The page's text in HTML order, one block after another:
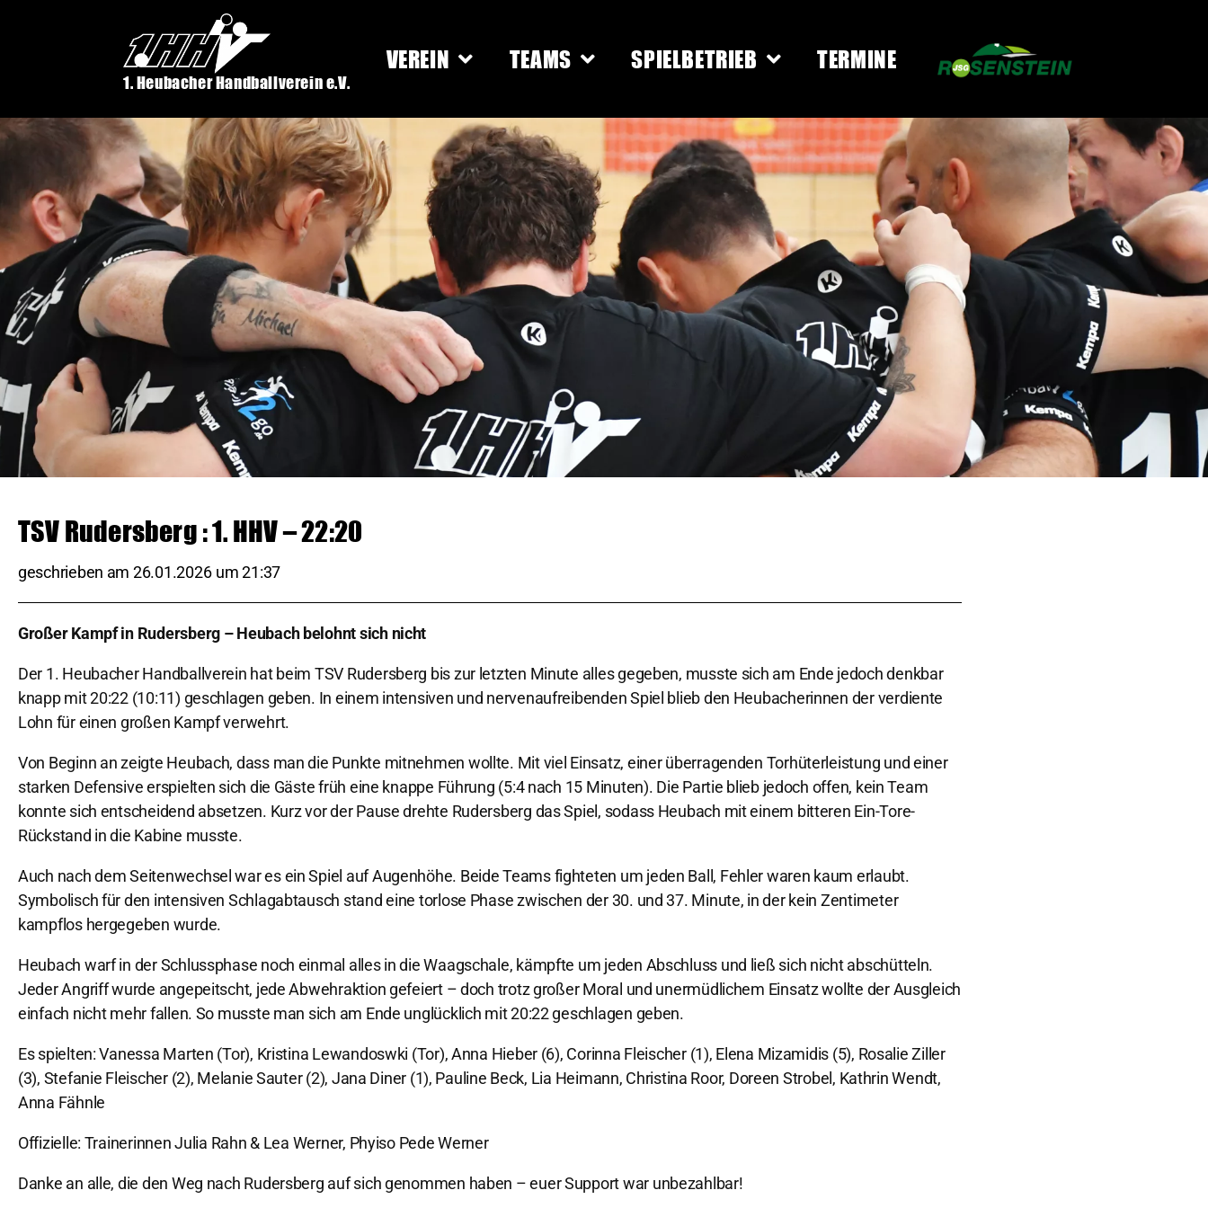
1. Heubacher Handballverein e.V.
VEREIN TEAMS SPIELBETRIEB TERMINE
TSV Rudersberg : 1. HHV – 22:20
geschrieben am 26.01.2026 um 21:37
Großer Kampf in Rudersberg – Heubach belohnt sich nicht
Der 1. Heubacher Handballverein hat beim TSV Rudersberg bis zur letzten Minute alles gegeben, musste sich am Ende jedoch denkbar
knapp mit 20:22 (10:11) geschlagen geben. In einem intensiven und nervenaufreibenden Spiel blieb den Heubacherinnen der verdiente
Lohn für einen großen Kampf verwehrt.
Von Beginn an zeigte Heubach, dass man die Punkte mitnehmen wollte. Mit viel Einsatz, einer überragenden Torhüterleistung und einer
starken Defensive erspielten sich die Gäste früh eine knappe Führung (5:4 nach 15 Minuten). Die Partie blieb jedoch offen, kein Team
konnte sich entscheidend absetzen. Kurz vor der Pause drehte Rudersberg das Spiel, sodass Heubach mit einem bitteren Ein-Tore-
Rückstand in die Kabine musste.
Auch nach dem Seitenwechsel war es ein Spiel auf Augenhöhe. Beide Teams fighteten um jeden Ball, Fehler waren kaum erlaubt.
Symbolisch für den intensiven Schlagabtausch stand eine torlose Phase zwischen der 30. und 37. Minute, in der kein Zentimeter
kampflos hergegeben wurde.
Heubach warf in der Schlussphase noch einmal alles in die Waagschale, kämpfte um jeden Abschluss und ließ sich nicht abschütteln.
Jeder Angriff wurde angepeitscht, jede Abwehraktion gefeiert – doch trotz großer Moral und unermüdlichem Einsatz wollte der Ausgleich
einfach nicht mehr fallen. So musste man sich am Ende unglücklich mit 20:22 geschlagen geben.
Es spielten: Vanessa Marten (Tor), Kristina Lewandoswki (Tor), Anna Hieber (6), Corinna Fleischer (1), Elena Mizamidis (5), Rosalie Ziller
(3), Stefanie Fleischer (2), Melanie Sauter (2), Jana Diner (1), Pauline Beck, Lia Heimann, Christina Roor, Doreen Strobel, Kathrin Wendt,
Anna Fähnle
Offizielle: Trainerinnen Julia Rahn & Lea Werner, Phyiso Pede Werner
Danke an alle, die den Weg nach Rudersberg auf sich genommen haben – euer Support war unbezahlbar!